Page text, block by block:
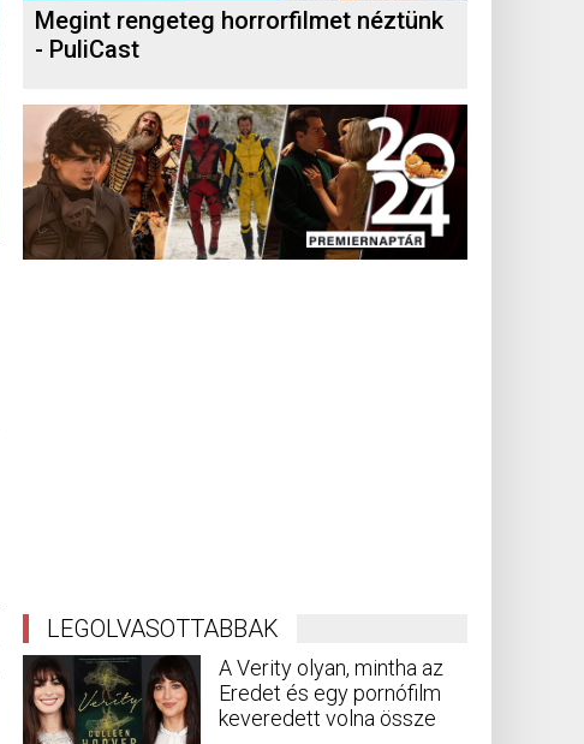
Megint rengeteg horrorfilmet néztünk
- PuliCast
LEGOLVASOTTABBAK
A Verity olyan, mintha az
Eredet és egy pornófilm
keveredett volna össze